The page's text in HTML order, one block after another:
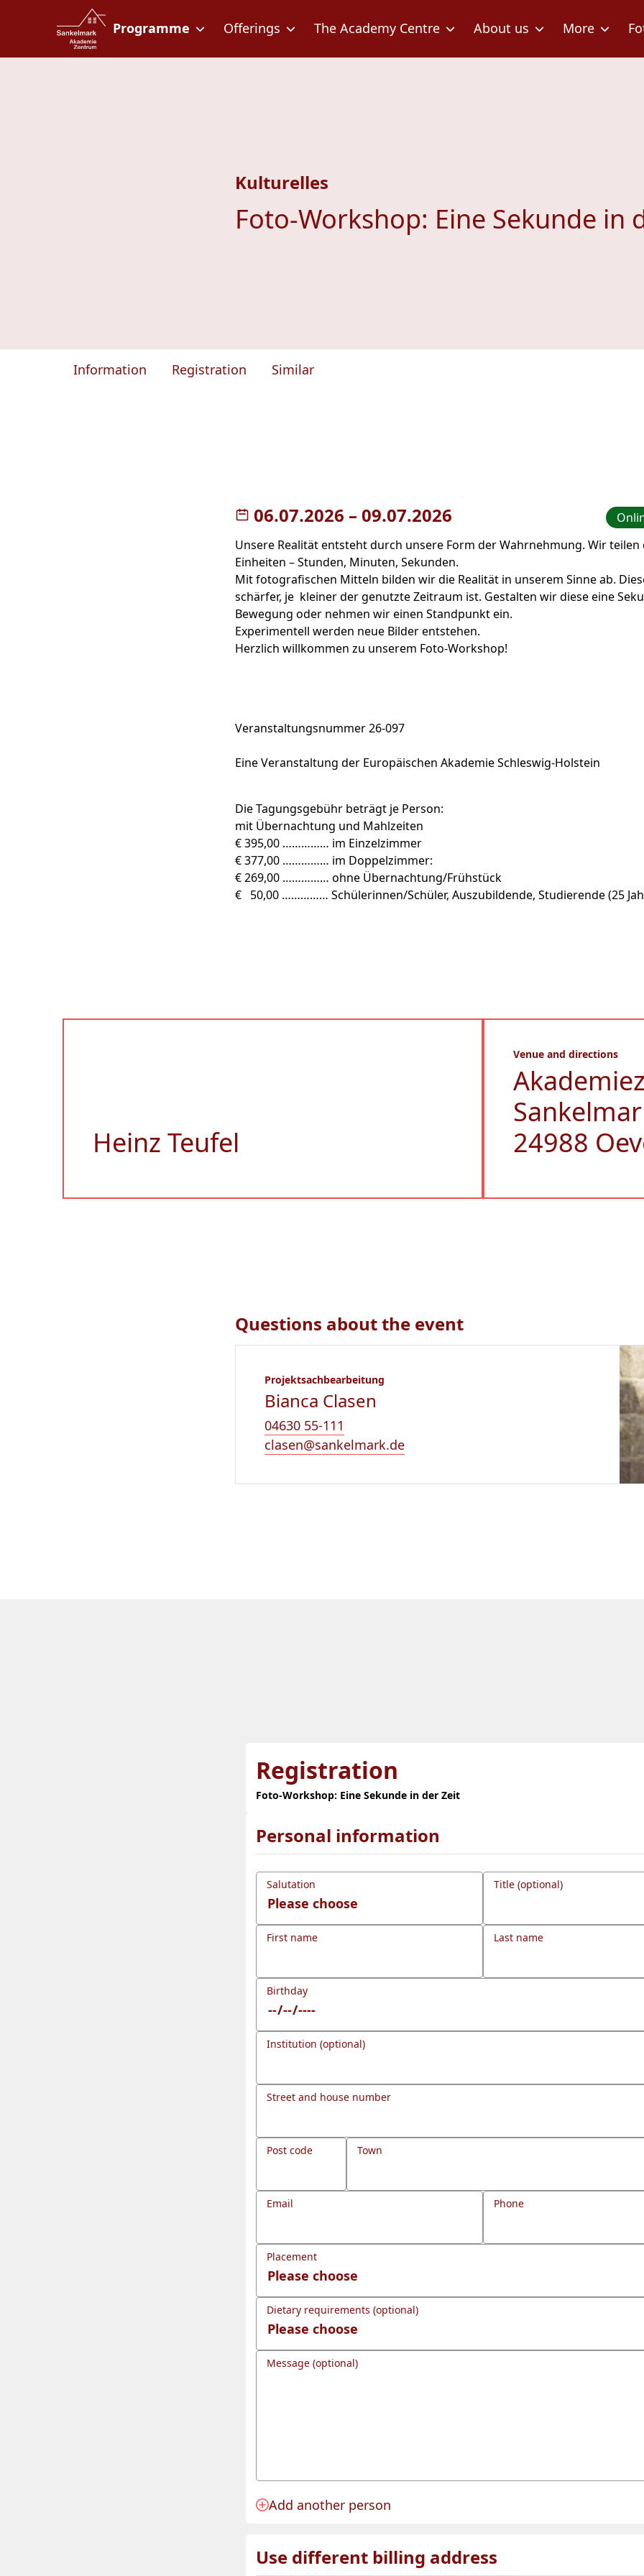
Zum Inhalt springen
Zur Fußzeile springen
Programme Offerings The Academy Centre About us More
Kulturelles
Foto-Workshop: Eine Sekunde in
Information Registration Similar
06.07.2026 – bis
09.07.2026
Unsere Realität entsteht durch unsere Form der Wahrnehmung. Wir teilen
Einheiten – Stunden, Minuten, Sekunden.
Mit fotografischen Mitteln bilden wir die Realität in unserem Sinne ab.
schärfer, je kleiner der genutzte Zeitraum ist. Gestalten wir diese eine
Bewegung oder nehmen wir einen Standpunkt ein.
Experimentell werden neue Bilder entstehen.
Herzlich willkommen zu unserem Foto-Workshop!
Veranstaltungsnummer 26-097
Eine Veranstaltung der Europäischen Akademie Schleswig-Holstein
Die Tagungsgebühr beträgt je Person:
mit Übernachtung und Mahlzeiten
€ 395,00 …………… im Einzelzimmer
€ 377,00 …………… im Doppelzimmer:
€ 269,00 …………… ohne Übernachtung/Frühstück
€ 50,00 …………… Schülerinnen/Schüler, Auszubildende, Studierende (25
Heinz Teufel
Venue and directions
24988
Questions about the event
Projektsachbearbeitung
Bianca Clasen
04630 55-111
clasen@sankelmark.de
Registration
Foto-Workshop: Eine Sekunde in der Zeit
Personal information
Salutation Title (optional)
First name Last name
Birthday
Institution (optional)
Street and house number
Post code Town
Email Phone
Placement
Dietary requirements (optional)
Message (optional)
Anmeldung für eine Person angelegt.
Add another person
Use different billing address